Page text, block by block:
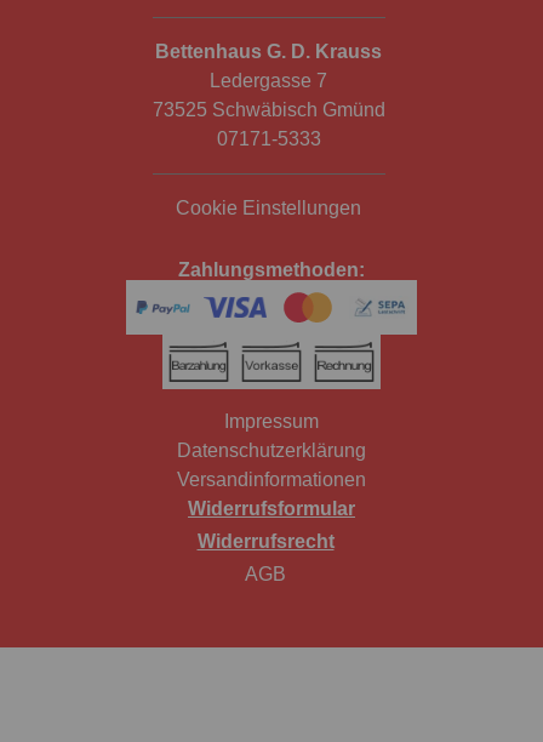
Bettenhaus G. D. Krauss
Ledergasse 7
73525 Schwäbisch Gmünd
07171-5333
Cookie Einstellungen
Zahlungsmethoden:
Impressum
Datenschutzerklärung
Versandinformationen
Widerrufsformular
Widerrufsrecht
AGB